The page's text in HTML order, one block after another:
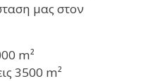
μας στον
m²
3500 m²